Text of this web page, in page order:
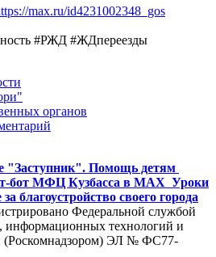
max.ru/id4231002348_gos
#РЖД #ЖДпереезды
органов
"Заступник". Помощь детям
бот МФЦ Кузбасса в MAX Уроки
благоустройство своего города
Федеральной службой
информационных технологий и
(Роскомнадзором) ЭЛ № ФС77-